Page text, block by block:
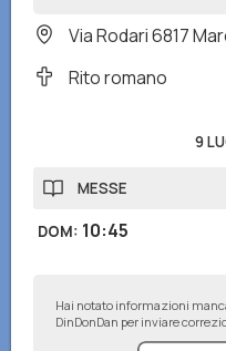
Via Rodari 6817
Rito romano
9
MESSE
DOM: 10:45
Hai notato informazioni
DinDonDan per inviare